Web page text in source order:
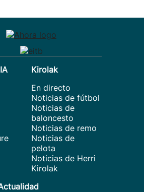
Kirolak
En directo
Noticias de fútbol
Noticias de
baloncesto
Noticias de remo
Noticias de
pelota
Noticias de Herri
Kirolak